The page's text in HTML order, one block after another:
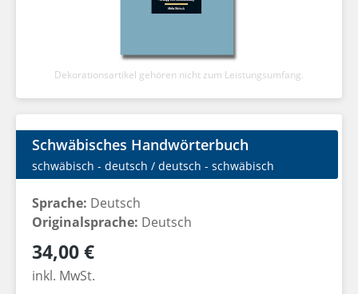
Dekorationsartikel gehören nicht zum Leistungsumfang.
Schwäbisches Handwörterbuch
schwäbisch - deutsch / deutsch - schwäbisch
Sprache: Deutsch
Originalsprache: Deutsch
Regulärer Preis:
34,00 €
inkl. MwSt.